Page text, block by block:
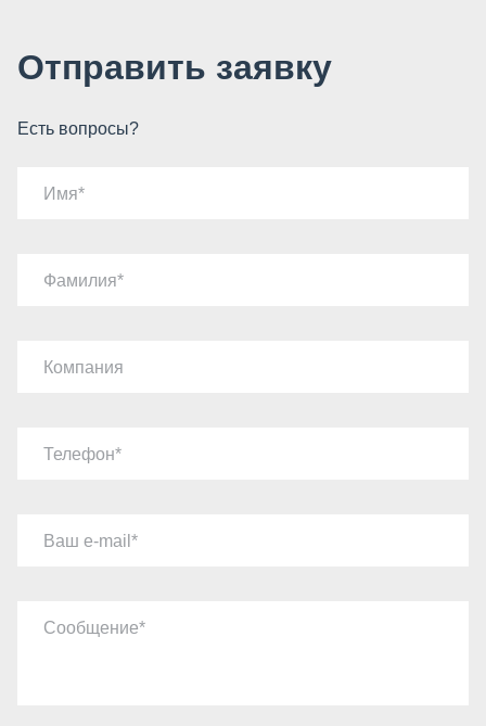
Отправить заявку
Есть вопросы?
Имя
Фамилия
Компания
Телефон
Ваш e-mail
Сообщение